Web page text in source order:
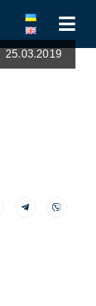
25.03.2019